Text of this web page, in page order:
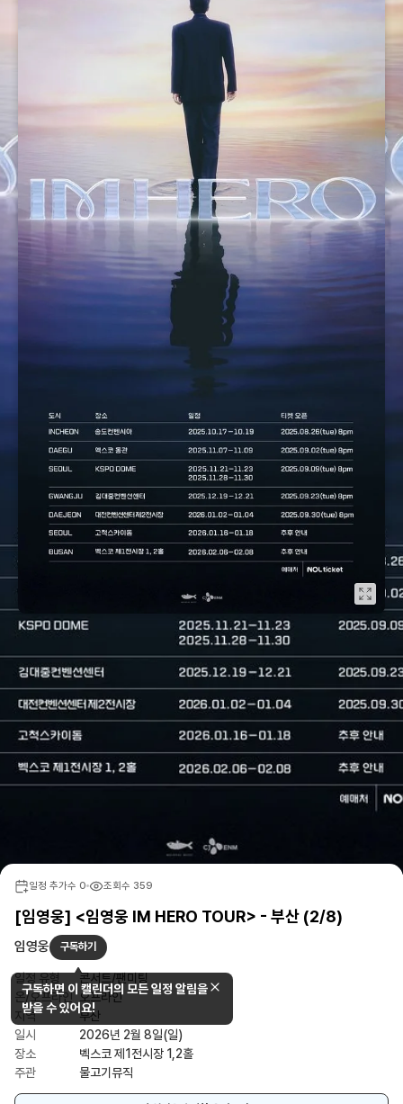
일정 추가수 0 조회수 359
[임영웅] <임영웅 IM HERO TOUR> - 부산 (2/8)
임영웅 구독하기
일정 유형
콘서트/팬미팅
온/오프라인 오프라인
지역
부산
일시
2026년 2월 8일(일)
장소
벡스코 제1전시장 1,2홀
주관
물고기뮤직
구독하면 이 캘린더의 모든 일정 알림을
받을 수 있어요!